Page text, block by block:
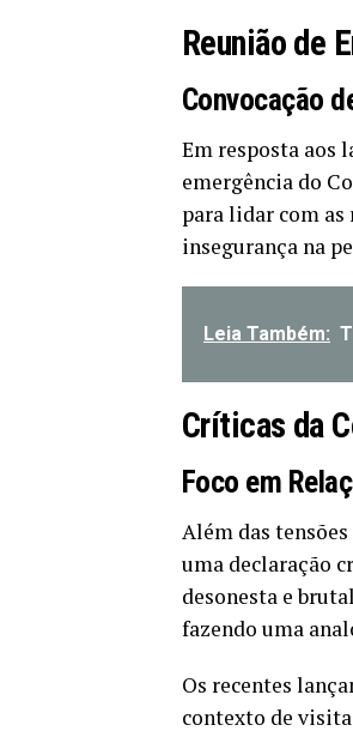
Reunião de
Convocação
Em resposta aos
emergência do
para lidar com
insegurança na
Leia Também:
Críticas da
Foco em
Além das
uma declaração
desonesta e
fazendo uma
Os recentes
contexto de